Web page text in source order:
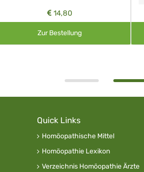
14,80
Zur Bestellung
Quick Links
Homöopathische Mittel
Homöopathie Lexikon
Verzeichnis Homöopathie Ärzte